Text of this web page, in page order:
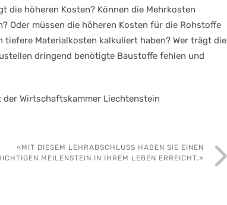
die höheren Kosten? Können die Mehrkosten
Oder müssen die höheren Kosten für die Rohstoffe
Materialkosten kalkuliert haben? Wer trägt die
dringend benötigte Baustoffe fehlen und
Wirtschaftskammer Liechtenstein
«MIT DIESEM LEHRABSCHLUSS HABEN SIE EINEN
MEILENSTEIN IN IHREM LEBEN ERREICHT.»